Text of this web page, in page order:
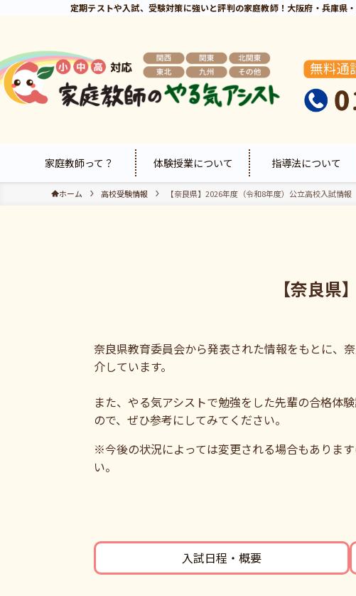
定期テストや入試、受験対策に強いと評判の家庭教師！大阪府・兵庫
家庭教師って？ 体験授業について 指導法について
ホーム 高校受験情報 【奈良県】2026年度（令和8年度）公立高校入試情報
【奈良
奈良県教育委員会から発表された情報をもとに、
介しています。
また、やる気アシストで勉強をした先輩の合格体
ので、ぜひ参考にしてみてください。
※今後の状況によっては変更される場合もありま
い。
入試日程・概要